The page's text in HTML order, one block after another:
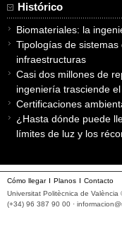
Histórico
Biomateriales: la
Tipologías de
infraestructuras
Casi dos millones de
ingeniería trasciende
Certificaciones
¿Hasta dónde puede
límites de luz y los
Cómo llegar Planos
Contacto
Universitat Politècnica de València
(+34) 96 387 90 00 ·